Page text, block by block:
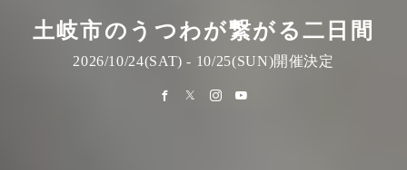
土岐市のうつわが繋がる二日間
2026/10/24(SAT) - 10/25(SUN)開催決定